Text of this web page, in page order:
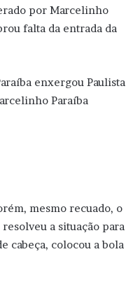
por Marcelinho
falta da entrada da
enxergou Paulista
Paraíba
mesmo recuado, o
a situação para
cabeça, colocou a bola